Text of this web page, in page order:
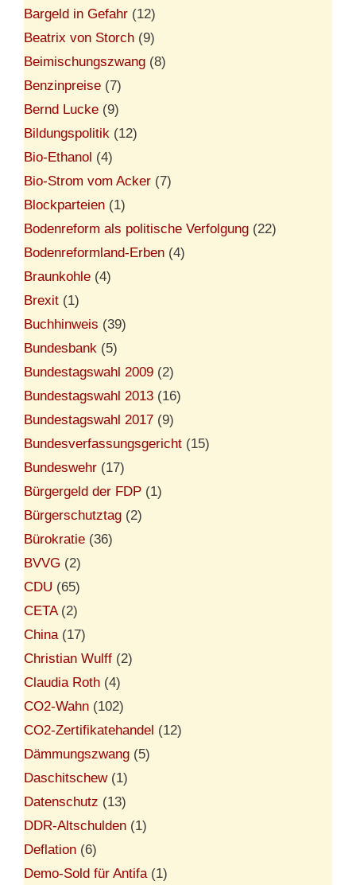
Bargeld in Gefahr (12)
Beatrix von Storch (9)
Beimischungszwang (8)
Benzinpreise (7)
Bernd Lucke (9)
Bildungspolitik (12)
Bio-Ethanol (4)
Bio-Strom vom Acker (7)
Blockparteien (1)
Bodenreform als politische Verfolgung (22)
Bodenreformland-Erben (4)
Braunkohle (4)
Brexit (1)
Buchhinweis (39)
Bundesbank (5)
Bundestagswahl 2009 (2)
Bundestagswahl 2013 (16)
Bundestagswahl 2017 (9)
Bundesverfassungsgericht (15)
Bundeswehr (17)
Bürgergeld der FDP (1)
Bürgerschutztag (2)
Bürokratie (36)
BVVG (2)
CDU (65)
CETA(2)
China(17)
Christian Wulff (2)
Claudia Roth (4)
CO2-Wahn (102)
CO2-Zertifikatehandel (12)
Dämmungszwang (5)
Daschitschew(1)
Datenschutz (13)
DDR-Altschulden (1)
Deflation (6)
Demo-Sold für Antifa(1)